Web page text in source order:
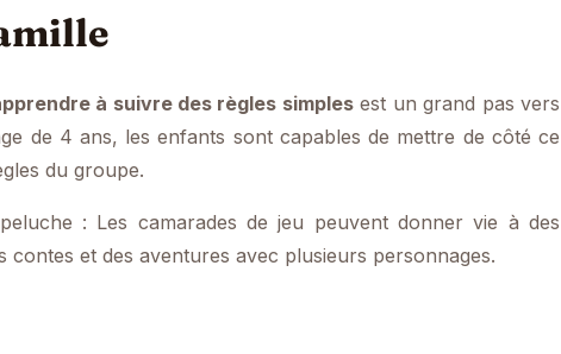
à suivre des règles simplesest un grand pas vers
de 4 ans, les enfants sont capables de mettre de côté ce
du groupe.
: Les camarades de jeu peuvent donner vie à des
contes et des aventures avec plusieurs personnages.